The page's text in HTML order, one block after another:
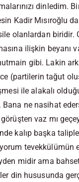
dinledim.
Kadir Mısıroğlu
olanlardan biridir.
ilişkin beyanı
gibi. Lakin
(partilerin tağut
ile alakalı
ne nasihat
vaz mı
kalıp başka
tevekkülümün
midir ama
din hususunda